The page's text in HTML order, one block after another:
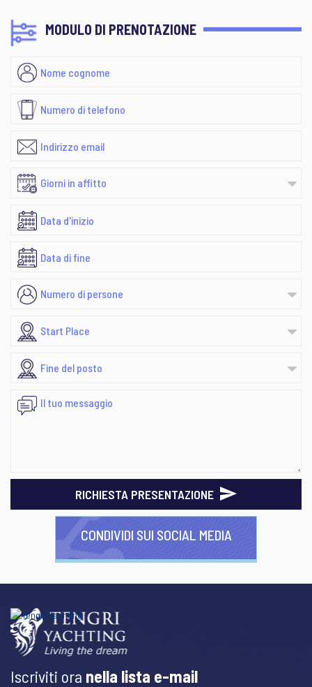
MODULO DI PRENOTAZIONE
RICHIESTA PRESENTAZIONE
CONDIVIDI SUI SOCIAL MEDIA
Iscriviti ora nella lista e-mail